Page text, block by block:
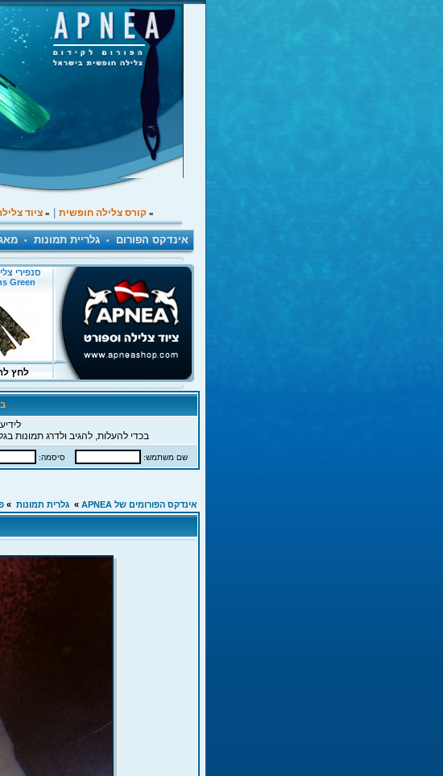
» קורס צלילה חופשית |
» ציוד
אינדקס הפורום • גלריית תמונות •
בכדי להעלות, להגיב ולדרג תמונות
שם משתמש: סיסמה:
אינדקס הפורומים של APNEA » גלרית תמונות »